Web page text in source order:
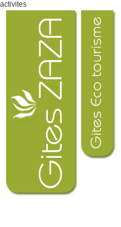
activites